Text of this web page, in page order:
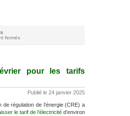
fermés
pour les tarifs
Publié le 24 janvier 2025
de régulation de l’énergie (CRE) a
le tarif de l’électricité d’environ